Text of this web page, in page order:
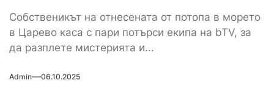
Собственикът на отнесената от потопа в морето
в Царево каса с пари потърси екипа на bTV, за
да разплете мистерията и...
Admin 06.10.2025